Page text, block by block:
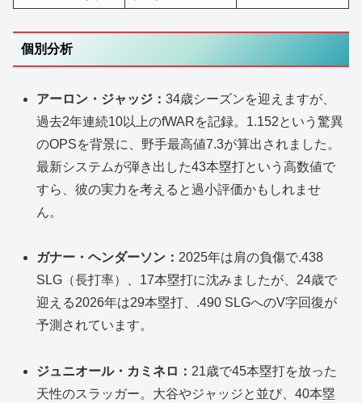
個別分析
アーロン・ジャッジ：34歳シーズンを迎えますが、
過去2年連続10以上のfWARを記録。1.152という驚異
のOPSを背景に、野手最高値7.3が算出されました。
最新システムが弾き出した43本塁打という高数値で
すら、彼の実力を考えると過小評価かもしれませ
ん。
ガナー・ヘンダーソン： 2025年は肩の負傷で.438
SLG（長打率）、17本塁打に沈みましたが、24歳で
迎える2026年は29本塁打、.490 SLGへのV字回復が
予測されています。
ジュニオール・カミネロ： 21歳で45本塁打を放った
天性のスラッガー。大谷やジャッジと並び、40本塁